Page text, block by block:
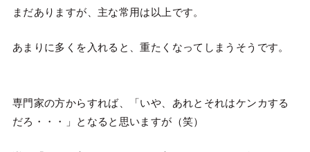
まだありますが、主な常用は以上です。
あまりに多くを入れると、重たくなってしまうそうです。
専門家の方からすれば、「いや、あれとそれはケンカする
だろ・・・」となると思いますが（笑）